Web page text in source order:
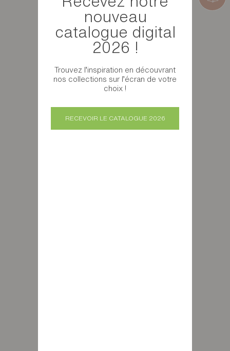
nouveau
catalogue digital
2026 !
Trouvez l’inspiration en découvrant
nos collections sur l’écran de votre
choix !
RECEVOIR LE CATALOGUE 2026